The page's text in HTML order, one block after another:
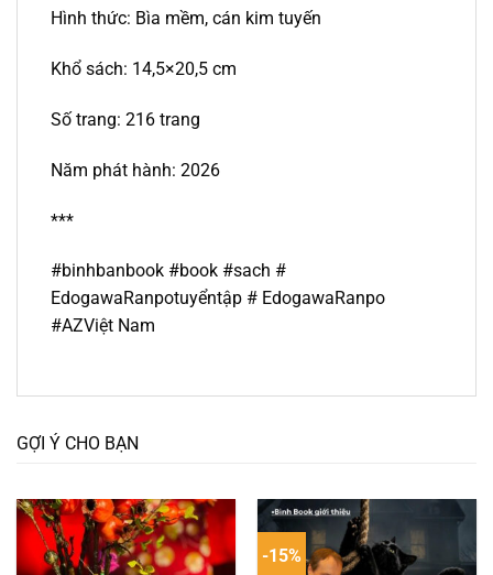
Hình thức: Bìa mềm, cán kim tuyến
Khổ sách: 14,5×20,5 cm
Số trang: 216 trang
Năm phát hành: 2026
***
#binhbanbook #book #sach #
EdogawaRanpotuyểntập # EdogawaRanpo
#AZViệt Nam
GỢI Ý CHO BẠN
-15%